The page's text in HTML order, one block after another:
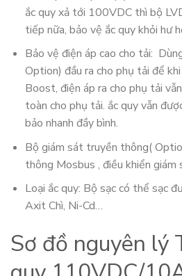
ắc quy xả tới 100VDC thì bộ
tiếp nữa, bảo vệ ắc quy khỏi hư
Bảo vệ điện áp cao cho tải:
Option) đầu ra cho phụ tải để
Boost, điện áp ra cho phụ tải
toàn cho phụ tải. ắc quy vẫn
bảo nhanh đầy bình.
Bộ giám sát truyền thông(
thông Mosbus , điều khiển giám
Loại ắc quy: Bộ sạc có thể sạc
Axit Chì, Ni-Cd…
Sơ đồ nguyên lý